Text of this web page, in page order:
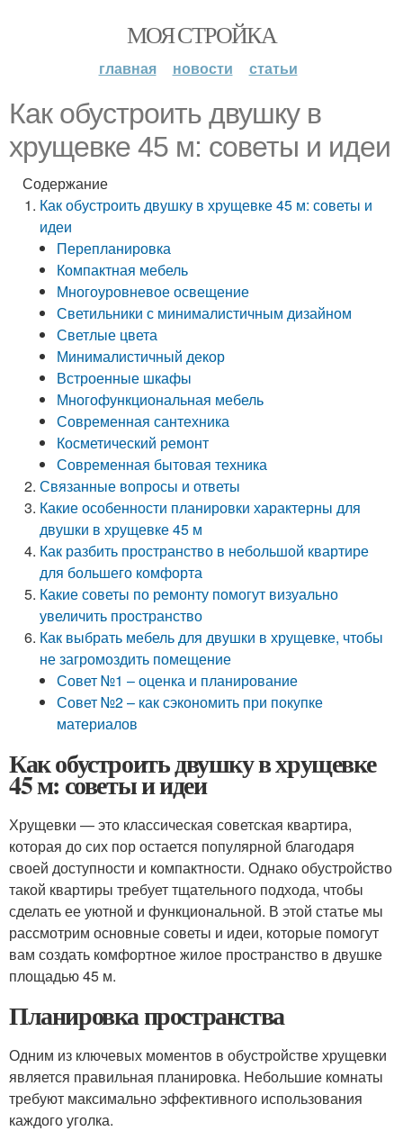
МОЯ СТРОЙКА
главная новости статьи
Как обустроить двушку в
хрущевке 45 м: советы и идеи
Содержание
Как обустроить двушку в хрущевке 45 м: советы и
идеи
Перепланировка
Компактная мебель
Многоуровневое освещение
Светильники с минималистичным дизайном
Светлые цвета
Минималистичный декор
Встроенные шкафы
Многофункциональная мебель
Современная сантехника
Косметический ремонт
Современная бытовая техника
Связанные вопросы и ответы
Какие особенности планировки характерны для
двушки в хрущевке 45 м
Как разбить пространство в небольшой квартире
для большего комфорта
Какие советы по ремонту помогут визуально
увеличить пространство
Как выбрать мебель для двушки в хрущевке, чтобы
не загромоздить помещение
Совет №1 – оценка и планирование
Совет №2 – как сэкономить при покупке
материалов
Как обустроить двушку в хрущевке
45 м: советы и идеи
Хрущевки — это классическая советская квартира,
которая до сих пор остается популярной благодаря
своей доступности и компактности. Однако обустройство
такой квартиры требует тщательного подхода, чтобы
сделать ее уютной и функциональной. В этой статье мы
рассмотрим основные советы и идеи, которые помогут
вам создать комфортное жилое пространство в двушке
площадью 45 м.
Планировка пространства
Одним из ключевых моментов в обустройстве хрущевки
является правильная планировка. Небольшие комнаты
требуют максимально эффективного использования
каждого уголка.